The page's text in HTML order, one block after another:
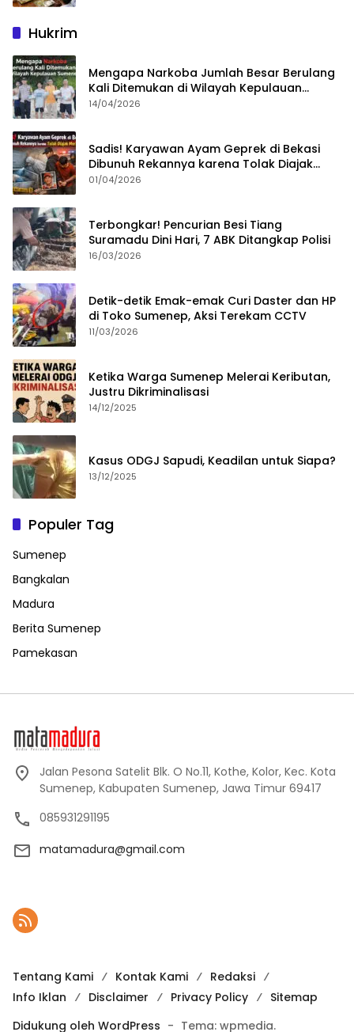
Hukrim
Mengapa Narkoba Jumlah Besar Berulang
Kali Ditemukan di Wilayah Kepulauan
Sumenep?
14/04/2026
Sadis! Karyawan Ayam Geprek di Bekasi
Dibunuh Rekannya karena Tolak Diajak
Merampok Majikan
01/04/2026
Terbongkar! Pencurian Besi Tiang
Suramadu Dini Hari, 7 ABK Ditangkap Polisi
16/03/2026
Detik-detik Emak-emak Curi Daster dan HP
di Toko Sumenep, Aksi Terekam CCTV
11/03/2026
Ketika Warga Sumenep Melerai Keributan,
Justru Dikriminalisasi
14/12/2025
Kasus ODGJ Sapudi, Keadilan untuk Siapa?
13/12/2025
Populer Tag
Sumenep
Bangkalan
Madura
Berita Sumenep
Pamekasan
Jalan Pesona Satelit Blk. O No.11, Kothe, Kolor, Kec. Kota
Sumenep, Kabupaten Sumenep, Jawa Timur 69417
085931291195
matamadura@gmail.com
Tentang Kami Kontak Kami
Redaksi
Info Iklan
Disclaimer Privacy Policy
Sitemap
Didukung oleh WordPress - Tema: wpmedia.